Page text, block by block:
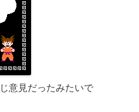
意見だったみたいで